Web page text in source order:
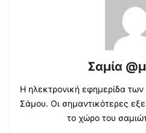
Σαμία
Η ηλεκτρονική εφημερίδα
Σάμου. Οι σημαντικότερες
το χώρο του